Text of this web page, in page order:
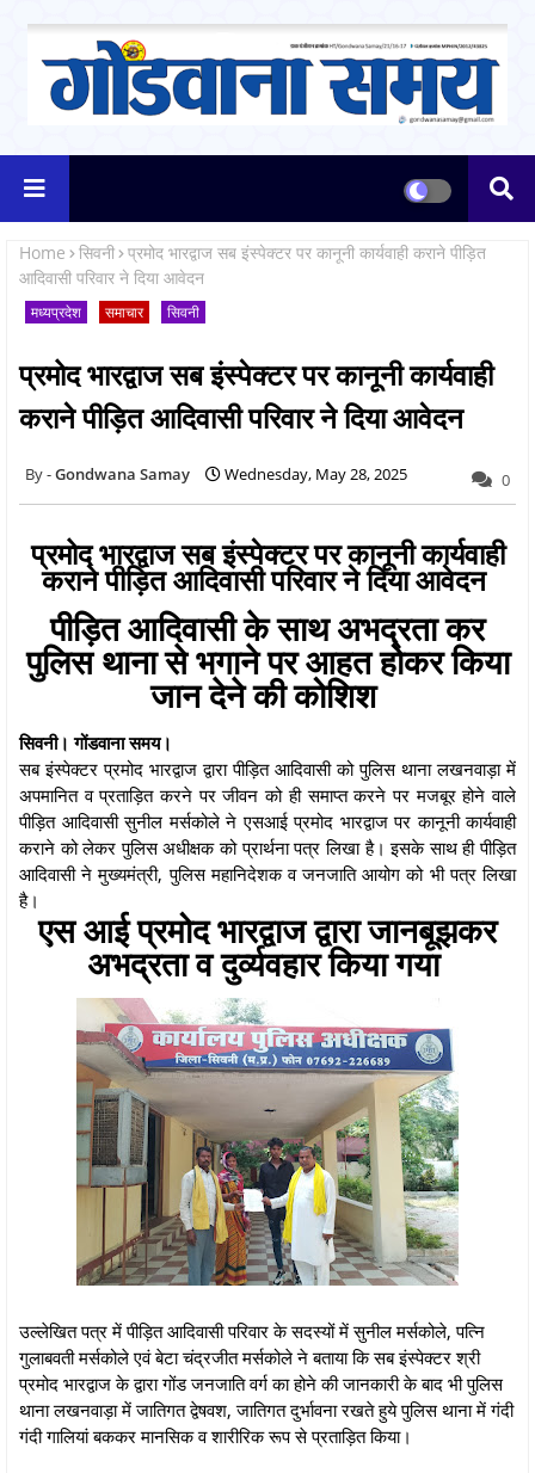
Home सिवनी प्रमोद भारद्वाज सब इंस्पेक्टर पर कानूनी कार्यवाही कराने पीड़ित
आदिवासी परिवार ने दिया आवेदन
मध्यप्रदेश समाचार सिवनी
प्रमोद भारद्वाज सब इंस्पेक्टर पर कानूनी कार्यवाही
कराने पीड़ित आदिवासी परिवार ने दिया आवेदन
Gondwana Samay Wednesday, May 28, 2025 0
प्रमोद भारद्वाज सब इंस्पेक्टर पर कानूनी कार्यवाही
कराने पीड़ित आदिवासी परिवार ने दिया आवेदन
पीड़ित आदिवासी के साथ अभद्रता कर
पुलिस थाना से भगाने पर आहत होकर किया
जान देने की कोशिश
सिवनी। गोंडवाना समय।
सब इंस्पेक्टर प्रमोद भारद्वाज द्वारा पीड़ित आदिवासी को पुलिस थाना लखनवाड़ा में
अपमानित व प्रताड़ित करने पर जीवन को ही समाप्त करने पर मजबूर होने वाले
पीड़ित आदिवासी सुनील मर्सकोले ने एसआई प्रमोद भारद्वाज पर कानूनी कार्यवाही
कराने को लेकर पुलिस अधीक्षक को प्रार्थना पत्र लिखा है। इसके साथ ही पीड़ित
आदिवासी ने मुख्यमंत्री, पुलिस महानिदेशक व जनजाति आयोग को भी पत्र लिखा
है।
एस आई प्रमोद भारद्वाज द्वारा जानबूझकर
अभद्रता व दुर्व्यवहार किया गया
उल्लेखित पत्र में पीड़ित आदिवासी परिवार के सदस्यों में सुनील मर्सकोले, पत्नि
गुलाबवती मर्सकोले एवं बेटा चंद्रजीत मर्सकोले ने बताया कि सब इंस्पेक्टर श्री
प्रमोद भारद्वाज के द्वारा गोंड जनजाति वर्ग का होने की जानकारी के बाद भी पुलिस
थाना लखनवाड़ा में जातिगत द्वेषवश, जातिगत दुर्भावना रखते हुये पुलिस थाना में गंदी
गंदी गालियां बककर मानसिक व शारीरिक रूप से प्रताड़ित किया।